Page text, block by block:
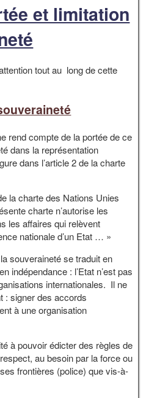
et limitation
tout au long de cette
rend compte de la portée de ce
dans la représentation
dans l’article 2 de la charte
la charte des Nations Unies
charte n’autorise les
les affaires qui relèvent
nationale d’un Etat … »
se traduit en
indépendance : l’Etat n’est pas
internationales. Il ne
: signer des accords
à une organisation
à pouvoir édicter des règles de
au besoin par la force ou
frontières (police) que vis-à-